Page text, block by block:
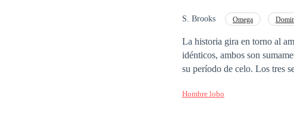
S. Brooks Omega
La historia gira en torno al
idénticos, ambos son
su período de celo. Los tres se conocen en circunstancias muy adversas y desfavorables para que surja la
sus propios ojos como los
Hombre lobo